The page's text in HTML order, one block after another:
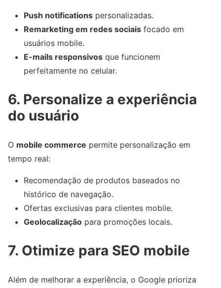
Push notifications personalizadas.
Remarketing em redes sociais focado em
usuários mobile.
E-mails responsivos que funcionem
perfeitamente no celular.
6. Personalize a experiência
do usuário
O mobile commerce permite personalização em
tempo real:
Recomendação de produtos baseados no
histórico de navegação.
Ofertas exclusivas para clientes mobile.
Geolocalização para promoções locais.
7. Otimize para SEO mobile
Além de melhorar a experiência, o Google prioriza